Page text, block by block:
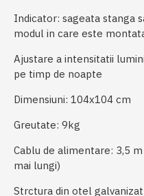
Indicator: sageata stanga
modul in care este
Ajustare a intensitatii
pe timp de noapte
Dimensiuni: 104x104 cm
Greutate: 9kg
Cablu de alimentare: 3,5
mai lungi)
Strctura din otel galvanizat